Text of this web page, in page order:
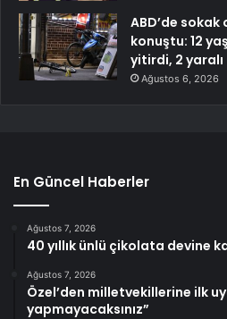
ABD’de
konuştu: 12
yitirdi, 2 yaralı
Ağustos 6, 2026
En Güncel Haberler
Ağustos 7, 2026
40 yıllık ünlü çikolata devine
Ağustos 7, 2026
Özel’den milletvekillerine ilk
yapmayacaksınız”